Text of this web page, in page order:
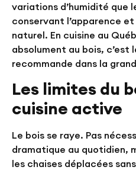
variations d’humidité que
conservant l’apparence
naturel. En cuisine au
absolument au bois, c’est
recommande dans la
Les limites du
cuisine active
Le bois se raye. Pas
dramatique au quotidien,
les chaises déplacées